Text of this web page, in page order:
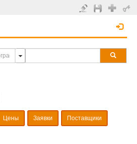
Цены Заявки Поставщики